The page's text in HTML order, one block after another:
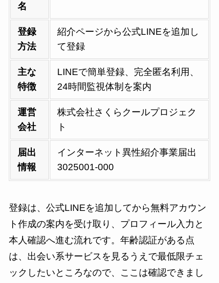
名
登録
方法
紹介ページから公式LINEを追加し
て登録
主な
特徴
LINEで簡単登録、完全匿名利用、
24時間監視体制を案内
運営
会社
株式会社さくらクールプロジェク
ト
届出
情報
インターネット異性紹介事業届出
3025001-000
登録は、公式LINEを追加してから無料アカウン
ト作成の案内を受け取り、プロフィール入力と
本人確認へ進む流れです。年齢認証がある点
は、出会い系サービスを見るうえで最低限チェ
ックしたいところなので、ここは確認できまし